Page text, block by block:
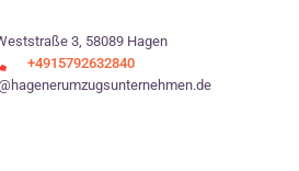
3, 58089 Hagen
+4915792632840